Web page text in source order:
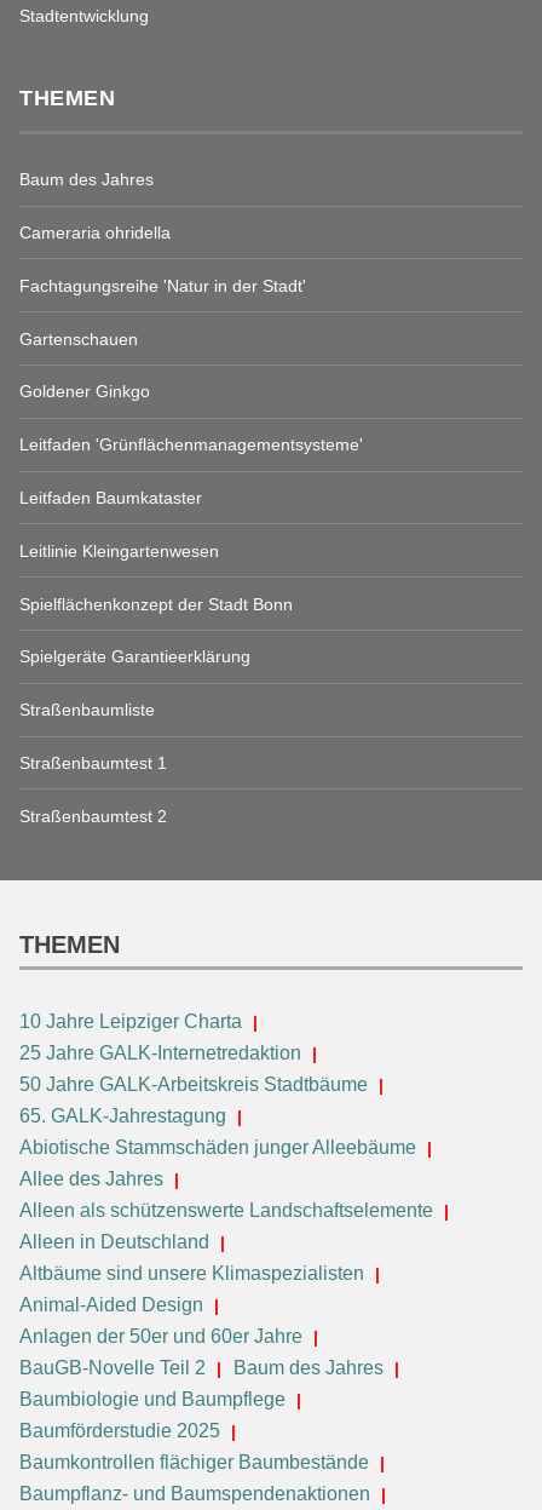
Stadtentwicklung
THEMEN
Baum des Jahres
Cameraria ohridella
Fachtagungsreihe 'Natur in der Stadt'
Gartenschauen
Goldener Ginkgo
Leitfaden 'Grünflächenmanagementsysteme'
Leitfaden Baumkataster
Leitlinie Kleingartenwesen
Spielflächenkonzept der Stadt Bonn
Spielgeräte Garantieerklärung
Straßenbaumliste
Straßenbaumtest 1
Straßenbaumtest 2
THEMEN
10 Jahre Leipziger Charta
25 Jahre GALK-Internetredaktion
50 Jahre GALK-Arbeitskreis Stadtbäume
65. GALK-Jahrestagung
Abiotische Stammschäden junger Alleebäume
Allee des Jahres
Alleen als schützenswerte Landschaftselemente
Alleen in Deutschland
Altbäume sind unsere Klimaspezialisten
Animal-Aided Design
Anlagen der 50er und 60er Jahre
BauGB-Novelle Teil 2
Baum des Jahres
Baumbiologie und Baumpflege
Baumförderstudie 2025
Baumkontrollen flächiger Baumbestände
Baumpflanz- und Baumspendenaktionen